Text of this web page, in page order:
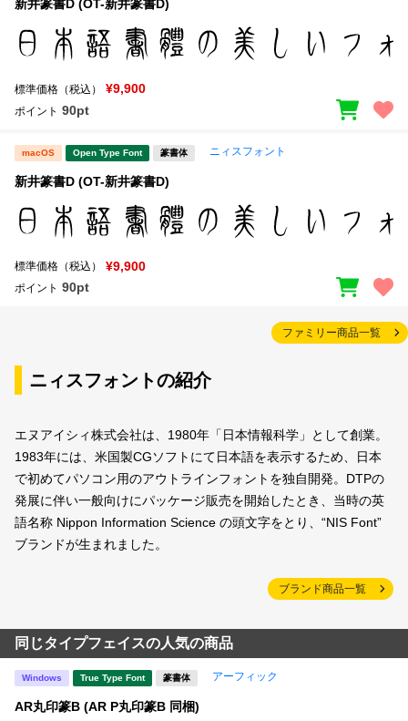
新井篆書D (OT-新井篆書D)
標準価格（税込） ¥9,900
ポイント 90pt
macOS Open Type Font 篆書体 ニィスフォント
新井篆書D (OT-新井篆書D)
標準価格（税込） ¥9,900
ポイント 90pt
ファミリー商品一覧
ニィスフォントの紹介
エヌアイシィ株式会社は、1980年「日本情報科学」として創業。
1983年には、米国製CGソフトにて日本語を表示するため、日本
で初めてパソコン用のアウトラインフォントを独自開発。DTPの
発展に伴い一般向けにパッケージ販売を開始したとき、当時の英
語名称 Nippon Information Science の頭文字をとり、“NIS Font”
ブランドが生まれました。
ブランド商品一覧
同じタイプフェイスの人気の商品
Windows True Type Font 篆書体 アーフィック
AR丸印篆B (AR P丸印篆B 同梱)